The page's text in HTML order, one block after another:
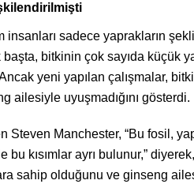
sadece yaprakların
başta, bitkinin çok sayıda küçük
yeni yapılan çalışmalar,
ailesiyle uyuşmadığını gösterdi.
Steven Manchester, “Bu fosil,
kısımlar ayrı bulunur,”
sahip olduğunu ve ginseng